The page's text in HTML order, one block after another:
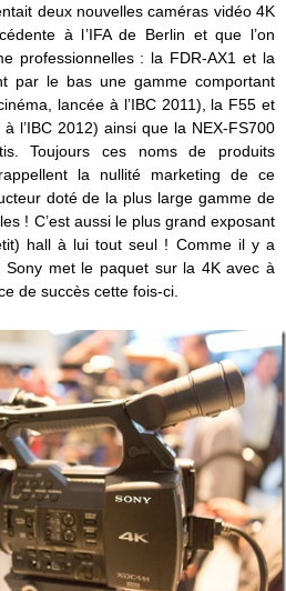
deux nouvelles caméras vidéo 4K
à l’IFA de Berlin et que l’on
professionnelles : la FDR-AX1 et la
par le bas une gamme comportant
lancée à l’IBC 2011), la F55 et
l’IBC 2012) ainsi que la NEX-FS700
Toujours ces noms de produits
la nullité marketing de ce
doté de la plus large gamme de
! C’est aussi le plus grand exposant
hall à lui tout seul ! Comme il y a
met le paquet sur la 4K avec à
de succès cette fois-ci.